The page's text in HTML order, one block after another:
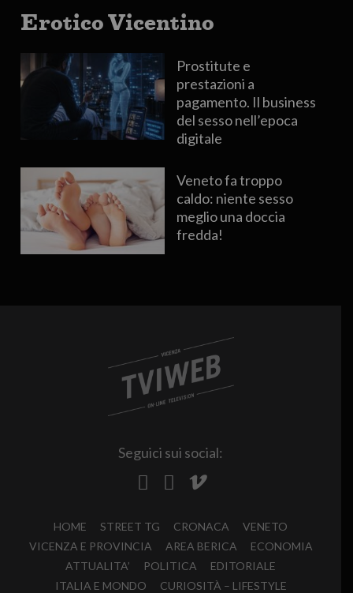
Erotico Vicentino
Prostitute e
prestazioni a
pagamento. Il business
del sesso nell’epoca
digitale
Veneto fa troppo
caldo: niente sesso
meglio una doccia
fredda!
Seguici sui social:
HOME STREET TG CRONACA
VENETO
VICENZA E PROVINCIA
AREA BERICA
ECONOMIA
ATTUALITA’
POLITICA
EDITORIALE
ITALIA E MONDO
CURIOSITÀ – LIFESTYLE